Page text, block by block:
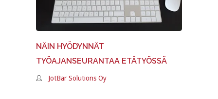
NÄIN HYÖDYNNÄT
TYÖAJANSEURANTAA ETÄTYÖSSÄ
JotBar Solutions Oy